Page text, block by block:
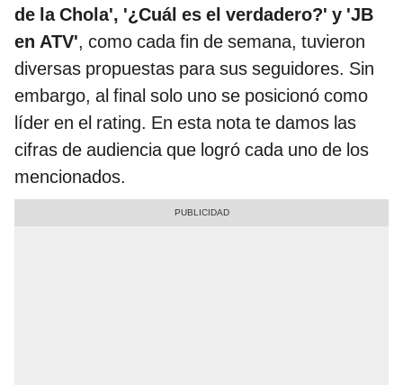
de la Chola', '¿Cuál es el verdadero?' y 'JB
en ATV', como cada fin de semana, tuvieron
diversas propuestas para sus seguidores. Sin
embargo, al final solo uno se posicionó como
líder en el rating. En esta nota te damos las
cifras de audiencia que logró cada uno de los
mencionados.